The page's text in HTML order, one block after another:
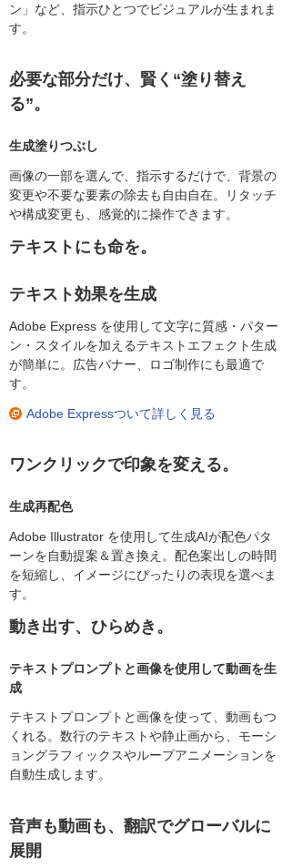
ン」など、指示ひとつでビジュアルが生まれま
す。
必要な部分だけ、賢く“塗り替え
る”。
生成塗りつぶし
画像の一部を選んで、指示するだけで、背景の
変更や不要な要素の除去も自由自在。リタッチ
や構成変更も、感覚的に操作できます。
テキストにも命を。
テキスト効果を生成
Adobe Express を使用して文字に質感・パター
ン・スタイルを加えるテキストエフェクト生成
が簡単に。広告バナー、ロゴ制作にも最適で
す。
Adobe Expressついて詳しく見る
ワンクリックで印象を変える。
生成再配色
Adobe Illustrator を使用して生成AIが配色パタ
ーンを自動提案＆置き換え。配色案出しの時間
を短縮し、イメージにぴったりの表現を選べま
す。
動き出す、ひらめき。
テキストプロンプトと画像を使用して動画を生
成
テキストプロンプトと画像を使って、動画もつ
くれる。数行のテキストや静止画から、モーシ
ョングラフィックスやループアニメーションを
自動生成します。
音声も動画も、翻訳でグローバルに
展開